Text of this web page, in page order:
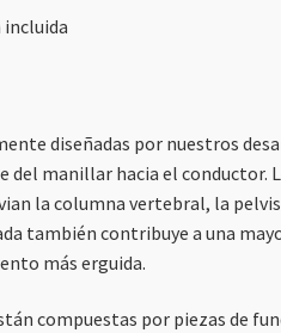
diseñadas por nuestros
manillar hacia el conductor.
la columna vertebral, la
también contribuye a una
más erguida.
compuestas por piezas de